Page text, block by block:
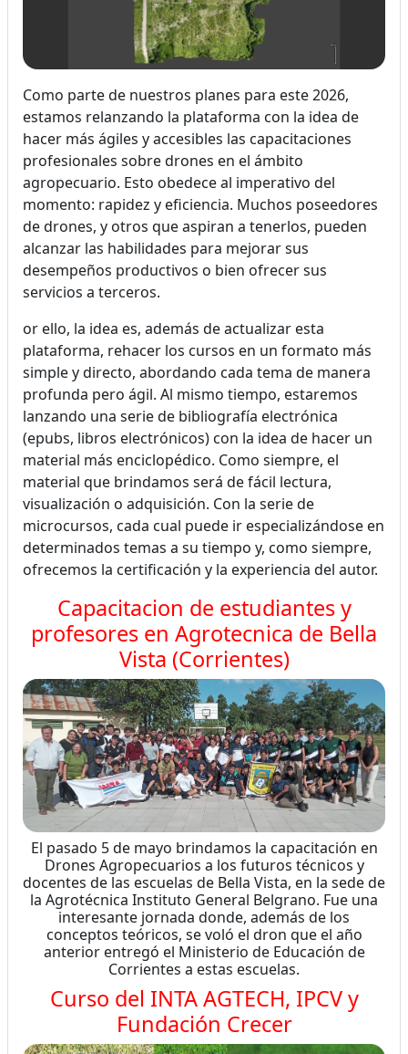
Como parte de nuestros planes para este 2026,
estamos relanzando la plataforma con la idea de
hacer más ágiles y accesibles las capacitaciones
profesionales sobre drones en el ámbito
agropecuario. Esto obedece al imperativo del
momento: rapidez y eficiencia. Muchos poseedores
de drones, y otros que aspiran a tenerlos, pueden
alcanzar las habilidades para mejorar sus
desempeños productivos o bien ofrecer sus
servicios a terceros.
or ello, la idea es, además de actualizar esta
plataforma, rehacer los cursos en un formato más
simple y directo, abordando cada tema de manera
profunda pero ágil. Al mismo tiempo, estaremos
lanzando una serie de bibliografía electrónica
(epubs, libros electrónicos) con la idea de hacer un
material más enciclopédico. Como siempre, el
material que brindamos será de fácil lectura,
visualización o adquisición. Con la serie de
microcursos, cada cual puede ir especializándose en
determinados temas a su tiempo y, como siempre,
ofrecemos la certificación y la experiencia del autor.
Capacitacion de estudiantes y
profesores en Agrotecnica de Bella
Vista (Corrientes)
El pasado 5 de mayo brindamos la capacitación en
Drones Agropecuarios a los futuros técnicos y
docentes de las escuelas de Bella Vista, en la sede de
la Agrotécnica Instituto General Belgrano. Fue una
interesante jornada donde, además de los
conceptos teóricos, se voló el dron que el año
anterior entregó el Ministerio de Educación de
Corrientes a estas escuelas.
Curso del INTA AGTECH, IPCV y
Fundación Crecer